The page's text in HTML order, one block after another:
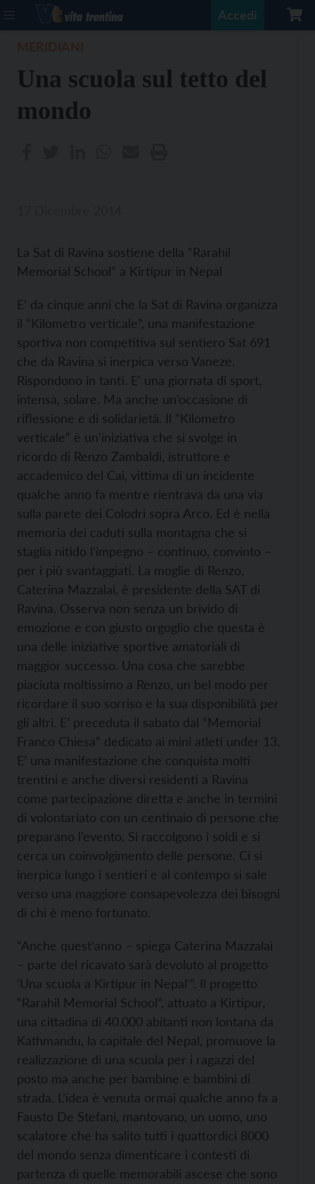
Accedi
Una scuola sul tetto del
mondo
La Sat di Ravina sostiene della “Rarahil
Memorial School” a Kirtipur in Nepal
E’ da cinque anni che la Sat di Ravina organizza
il “Kilometro verticale”, una manifestazione
sportiva non competitiva sul sentiero Sat 691
che da Ravina si inerpica verso Vaneze.
Rispondono in tanti. E’ una giornata di sport,
intensa, solare. Ma anche un’occasione di
riflessione e di solidarietà. Il “Kilometro
verticale” è un’iniziativa che si svolge in
ricordo di Renzo Zambaldi, istruttore e
accademico del Cai, vittima di un incidente
qualche anno fa mentre rientrava da una via
sulla parete dei Colodri sopra Arco. Ed è nella
memoria dei caduti sulla montagna che si
staglia nitido l’impegno – continuo, convinto –
per i più svantaggiati. La moglie di Renzo,
Caterina Mazzalai, è presidente della SAT di
Ravina. Osserva non senza un brivido di
emozione e con giusto orgoglio che questa è
una delle iniziative sportive amatoriali di
maggior successo. Una cosa che sarebbe
piaciuta moltissimo a Renzo, un bel modo per
ricordare il suo sorriso e la sua disponibilità per
gli altri. E’ preceduta il sabato dal “Memorial
Franco Chiesa” dedicato ai mini atleti under 13.
E’ una manifestazione che conquista molti
trentini e anche diversi residenti a Ravina
come partecipazione diretta e anche in termini
di volontariato con un centinaio di persone che
preparano l’evento. Si raccolgono i soldi e si
cerca un coinvolgimento delle persone. Ci si
inerpica lungo i sentieri e al contempo si sale
verso una maggiore consapevolezza dei bisogni
di chi è meno fortunato.
“Anche quest’anno – spiega Caterina Mazzalai
– parte del ricavato sarà devoluto al progetto
‘Una scuola a Kirtipur in Nepal’”. Il progetto
“Rarahil Memorial School”, attuato a Kirtipur,
una cittadina di 40.000 abitanti non lontana da
Kathmandu, la capitale del Nepal, promuove la
realizzazione di una scuola per i ragazzi del
posto ma anche per bambine e bambini di
strada. L’idea è venuta ormai qualche anno fa a
Fausto De Stefani, mantovano, un uomo, uno
scalatore che ha salito tutti i quattordici 8000
del mondo senza dimenticare i contesti di
partenza di quelle memorabili ascese che sono